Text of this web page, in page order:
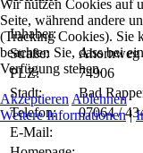
Inhaber:
Straße:
Ahornweg
PLZ:
74906
Stadt:
Bad
Telefon:
07064 /
E-Mail:
Wir nutzen Cookies auf
Seite, während andere
(Tracking Cookies). Sie
beachten Sie, dass bei
Verfügung stehen.
Akzeptieren Ablehnen
Weitere Informationen|